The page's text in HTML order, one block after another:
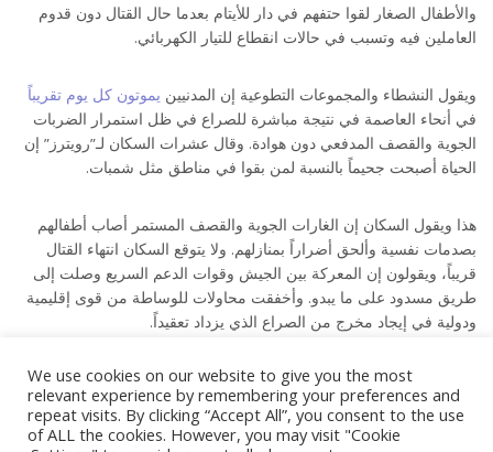
والأطفال الصغار لقوا حتفهم في دار للأيتام بعدما حال القتال دون قدوم
العاملين فيه وتسبب في حالات انقطاع للتيار الكهربائي.
ويقول النشطاء والمجموعات التطوعية إن المدنيين يموتون كل يوم تقريباً
في أنحاء العاصمة في نتيجة مباشرة للصراع في ظل استمرار الضربات
الجوية والقصف المدفعي دون هوادة. وقال عشرات السكان لـ”رويترز” إن
الحياة أصبحت جحيماً بالنسبة لمن بقوا في مناطق مثل شمبات.
هذا ويقول السكان إن الغارات الجوية والقصف المستمر أصاب أطفالهم
بصدمات نفسية وألحق أضراراً بمنازلهم. ولا يتوقع السكان انتهاء القتال
قريباً، ويقولون إن المعركة بين الجيش وقوات الدعم السريع وصلت إلى
طريق مسدود على ما يبدو. وأخفقت محاولات للوساطة من قوى إقليمية
ودولية في إيجاد مخرج من الصراع الذي يزداد تعقيداً.
Source link
We use cookies on our website to give you the most
relevant experience by remembering your preferences and
repeat visits. By clicking “Accept All”, you consent to the use
of ALL the cookies. However, you may visit "Cookie